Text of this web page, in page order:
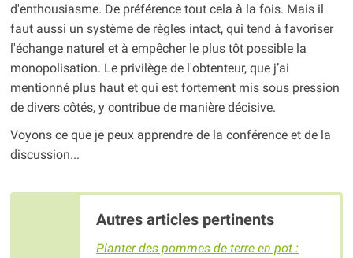
d'enthousiasme. De préférence tout cela à la fois. Mais il
faut aussi un système de règles intact, qui tend à favoriser
l'échange naturel et à empêcher le plus tôt possible la
monopolisation. Le privilège de l'obtenteur, que j’ai
mentionné plus haut et qui est fortement mis sous pression
de divers côtés, y contribue de manière décisive.
Voyons ce que je peux apprendre de la conférence et de la
discussion...
Autres articles pertinents
Planter des pommes de terre en pot :